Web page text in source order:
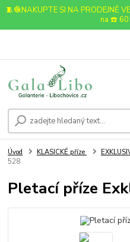
🧵🧶NAKUPTE SI NA PRODEJNĚ
na ☎️
Úvod KLASICKÉ příze
528
Pletací příze